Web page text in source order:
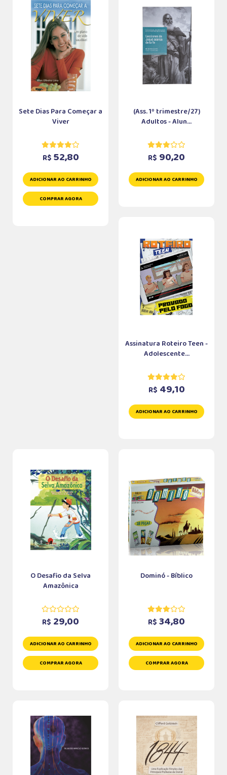
Sete Dias Para Começar a
Viver
R$ 52,80
ADICIONAR AO CARRINHO
COMPRAR AGORA
(Ass. 1º trimestre/27)
Adultos - Alun...
R$ 90,20
ADICIONAR AO CARRINHO
Assinatura Roteiro Teen -
Adolescente...
R$ 49,10
ADICIONAR AO CARRINHO
O Desafio da Selva
Amazônica
R$ 29,00
ADICIONAR AO CARRINHO
COMPRAR AGORA
Dominó - Bíblico
R$ 34,80
ADICIONAR AO CARRINHO
COMPRAR AGORA